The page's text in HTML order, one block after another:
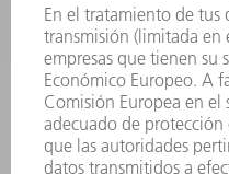
HERRAMIENTAS PORTÁTILES
FÁBRICA INTELIGENTE
SOFTWARE
SERVICIOS
APLICACIONES
SECTORES
EMPRESA
CARRERA PROFESIONAL